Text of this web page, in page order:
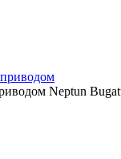
Neptun